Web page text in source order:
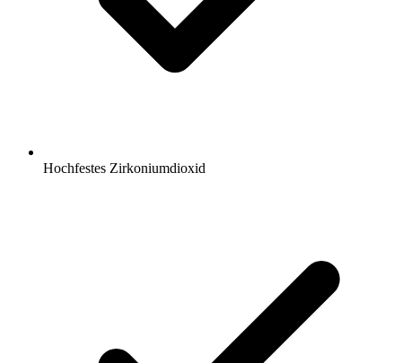
Hochfestes Zirkoniumdioxid